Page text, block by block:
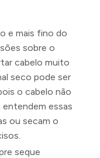
e mais fino do
sobre o
cabelo muito
seco pode ser
o cabelo não
entendem essas
ou secam o
seque